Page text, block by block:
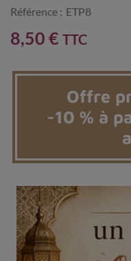
Référence : ETP8
8,50 € TTC
Offre
-10 % à